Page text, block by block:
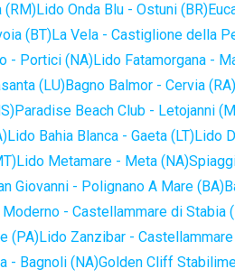
(RM)Lido Onda Blu - Ostuni (BR)
(BT)La Vela - Castiglione della
- Portici (NA)Lido Fatamorgana -
(LU)Bagno Balmor - Cervia (RA)
Paradise Beach Club - Letojanni
Lido Bahia Blanca - Gaeta (LT)Lido
Lido Metamare - Meta (NA)
Giovanni - Polignano A Mare (BA)
- Castellammare di Stabia
(PA)Lido Zanzibar -
- Bagnoli (NA)Golden Cliff